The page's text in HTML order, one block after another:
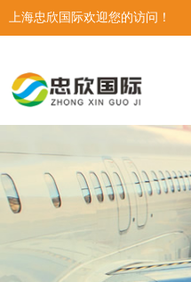
上海忠欣国际欢迎您的访问！